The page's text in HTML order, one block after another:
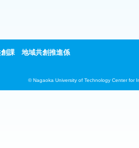
課 地域共創推進係
© Nagaoka University of Technology Center for